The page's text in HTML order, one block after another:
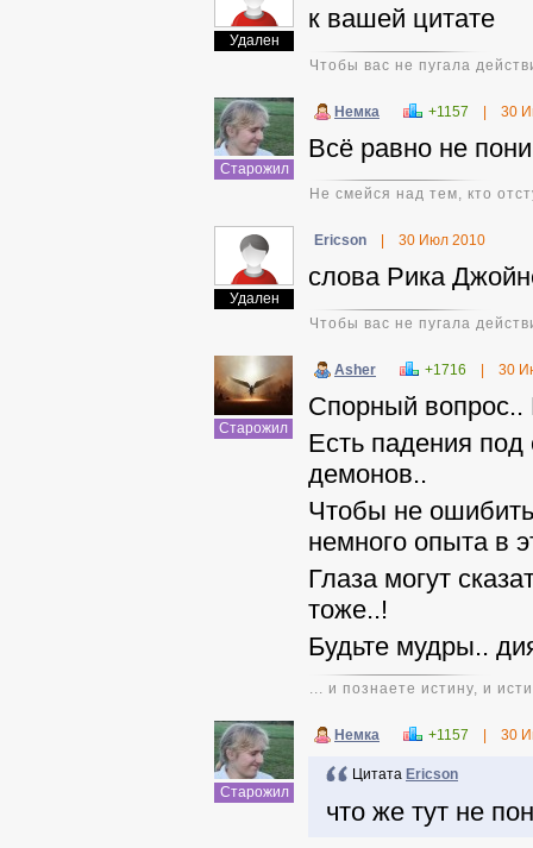
Удален
к вашей цитате
Чтобы вас не пугала
Старожил
Немка +1157 30
Всё равно не
Не смейся над тем, кто
Удален
Ericson 30 Июл 2010
слова Рика
Чтобы вас не пугала
Старожил
Asher +1716 30
Спорный вопрос..
Есть падения
демонов..
Чтобы не
немного опыта в
Глаза могут
тоже..!
Будьте мудры..
... и познаете истину, и
Старожил
Немка +1157 30
Цитата Ericson
что же тут не